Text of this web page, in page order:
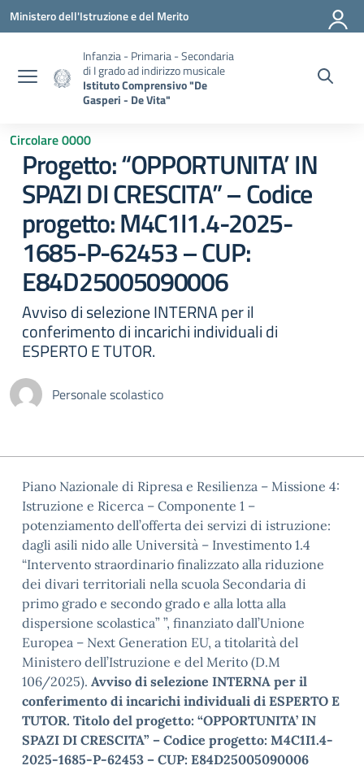
Vai ai contenuti
Vai al menu di navigazione
Vai al footer
Ministero dell'Istruzione e del Merito
Infanzia - Primaria - Secondaria
di I grado ad indirizzo musicale
Istituto Comprensivo "De
Gasperi - De Vita"
Circolare 0000
Progetto: “OPPORTUNITA’ IN
SPAZI DI CRESCITA” – Codice
progetto: M4C1I1.4-2025-
1685-P-62453 – CUP:
E84D25005090006
Avviso di selezione INTERNA per il
conferimento di incarichi individuali di
ESPERTO E TUTOR.
Personale scolastico
Piano Nazionale di Ripresa e Resilienza – Missione 4:
Istruzione e Ricerca – Componente 1 –
potenziamento dell’offerta dei servizi di istruzione:
dagli asili nido alle Università – Investimento 1.4
“Intervento straordinario finalizzato alla riduzione
dei divari territoriali nella scuola Secondaria di
primo grado e secondo grado e alla lotta alla
dispersione scolastica” ”, finanziato dall’Unione
Europea – Next Generation EU, a titolarità del
Ministero dell’Istruzione e del Merito (D.M
106/2025). Avviso di selezione INTERNA per il
conferimento di incarichi individuali di ESPERTO E
TUTOR. Titolo del progetto: “OPPORTUNITA’ IN
SPAZI DI CRESCITA” – Codice progetto: M4C1I1.4-
2025-1685-P-62453 – CUP: E84D25005090006